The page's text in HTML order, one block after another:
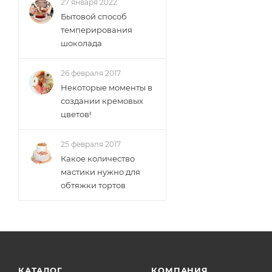
27 января 2022
Бытовой способ
темперирования
шоколада
26 февраля 2017
Некоторые моменты в
создании кремовых
цветов!
25 февраля 2017
Какое количество
мастики нужно для
обтяжки тортов